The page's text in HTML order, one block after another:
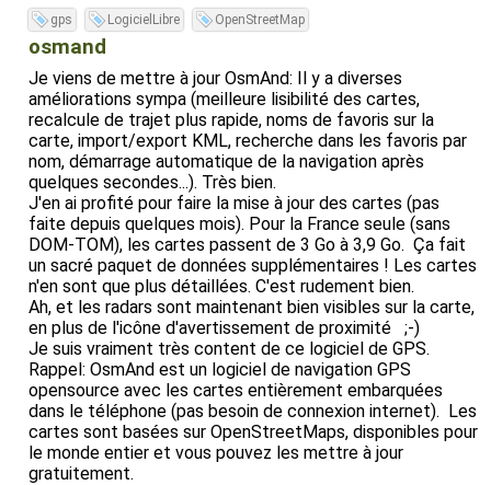
EDIT: Pour ceux qui sont rooté (et peuvent donc mettre
eux-même les fichiers à jour), ces fichiers sont
accessibles là:
http://epodownload.mediatek.com/EPO.DAT
http://epodownload.mediatek.com/EPO.MD5
gps LogicielLibre OpenStreetMap
osmand
Je viens de mettre à jour OsmAnd: Il y a diverses
améliorations sympa (meilleure lisibilité des cartes,
recalcule de trajet plus rapide, noms de favoris sur la
carte, import/export KML, recherche dans les favoris par
nom, démarrage automatique de la navigation après
quelques secondes...). Très bien.
J'en ai profité pour faire la mise à jour des cartes (pas
faite depuis quelques mois). Pour la France seule (sans
DOM-TOM), les cartes passent de 3 Go à 3,9 Go. Ça fait
un sacré paquet de données supplémentaires ! Les cartes
n'en sont que plus détaillées. C'est rudement bien.
Ah, et les radars sont maintenant bien visibles sur la carte,
en plus de l'icône d'avertissement de proximité ;-)
Je suis vraiment très content de ce logiciel de GPS.
Rappel: OsmAnd est un logiciel de navigation GPS
opensource avec les cartes entièrement embarquées
dans le téléphone (pas besoin de connexion internet). Les
cartes sont basées sur OpenStreetMaps, disponibles pour
le monde entier et vous pouvez les mettre à jour
gratuitement.